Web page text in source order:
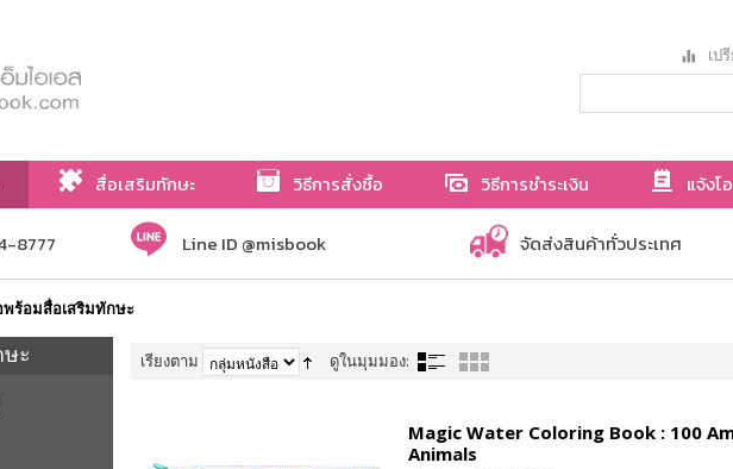
เป
สื่อเสริมทักษะ วิธีการสั่งซื้อ วิธีการชำระเงิน แจ้งโ
8777 Line ID @misbook จัดส่งสินค้าทั่วประเทศ
ร้อมสื่อเสริมทักษะ
ะ เรียงตาม ดูในมุมมอง:
Magic Water Coloring Book : 100
Animals